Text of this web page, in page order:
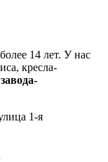
14 лет. У нас
кресла-
1-я